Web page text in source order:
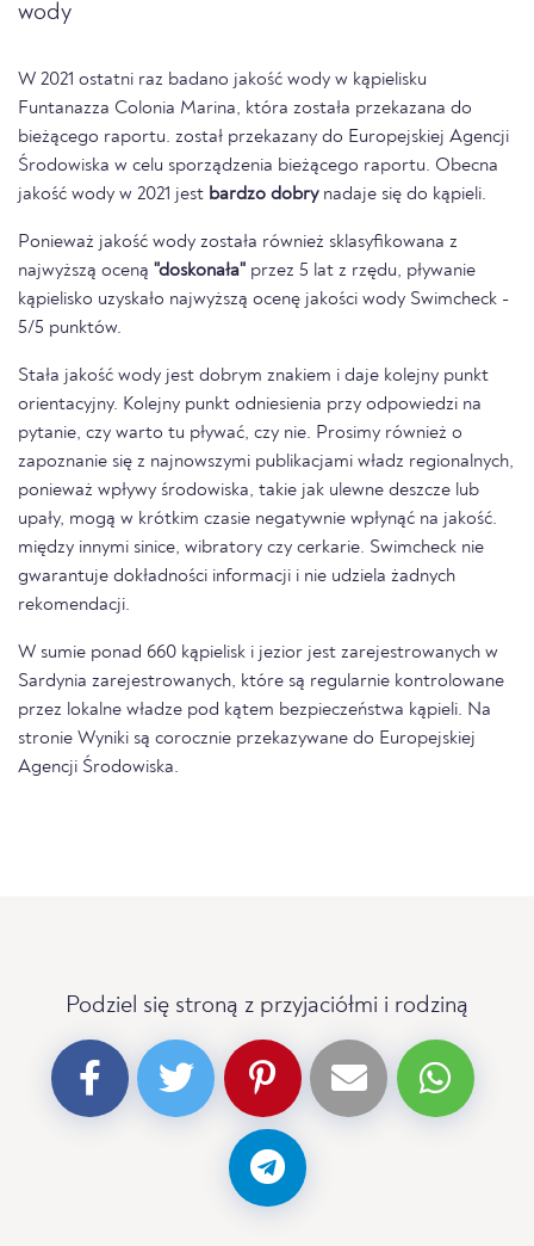
wody
W 2021 ostatni raz badano jakość wody w kąpielisku
Funtanazza Colonia Marina, która została przekazana do
bieżącego raportu. został przekazany do Europejskiej Agencji
Środowiska w celu sporządzenia bieżącego raportu. Obecna
jakość wody w 2021 jest bardzo dobrynadaje się do kąpieli.
Ponieważ jakość wody została również sklasyfikowana z
najwyższą oceną "doskonała" przez 5 lat z rzędu, pływanie
kąpielisko uzyskało najwyższą ocenę jakości wody Swimcheck -
5/5 punktów.
Stała jakość wody jest dobrym znakiem i daje kolejny punkt
orientacyjny. Kolejny punkt odniesienia przy odpowiedzi na
pytanie, czy warto tu pływać, czy nie. Prosimy również o
zapoznanie się z najnowszymi publikacjami władz regionalnych,
ponieważ wpływy środowiska, takie jak ulewne deszcze lub
upały, mogą w krótkim czasie negatywnie wpłynąć na jakość.
między innymi sinice, wibratory czy cerkarie. Swimcheck nie
gwarantuje dokładności informacji i nie udziela żadnych
rekomendacji.
W sumie ponad 660 kąpielisk i jezior jest zarejestrowanych w
Sardynia zarejestrowanych, które są regularnie kontrolowane
przez lokalne władze pod kątem bezpieczeństwa kąpieli. Na
stronie Wyniki są corocznie przekazywane do Europejskiej
Agencji Środowiska.
Podziel się stroną z przyjaciółmi i rodziną